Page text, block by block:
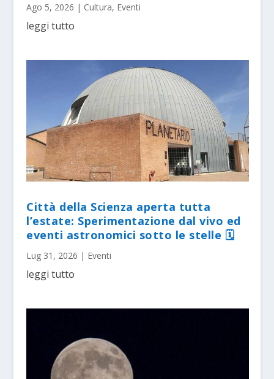
Ago 5, 2026 | Cultura, Eventi
leggi tutto
Città della Scienza aperta tutta
l’estate: Sperimentazione dal vivo ed
eventi astronomici sotto le stelle 🗓
Lug 31, 2026 | Eventi
leggi tutto